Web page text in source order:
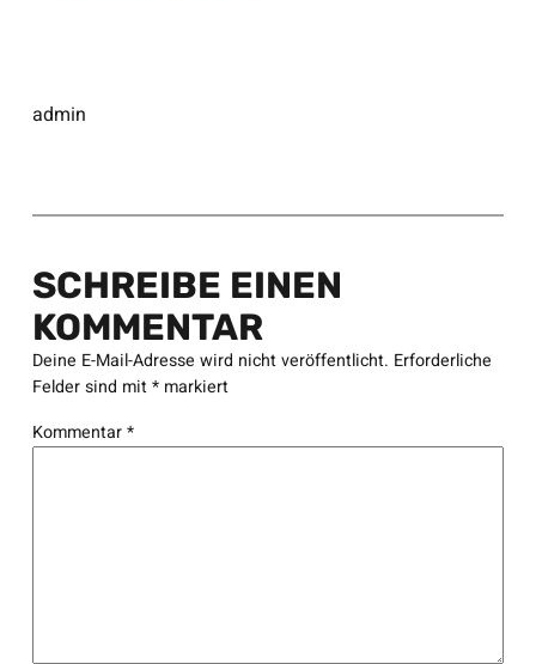
admin
SCHREIBE EINEN
KOMMENTAR
Deine E-Mail-Adresse wird nicht veröffentlicht. Erforderliche
Felder sind mit*markiert
Kommentar*